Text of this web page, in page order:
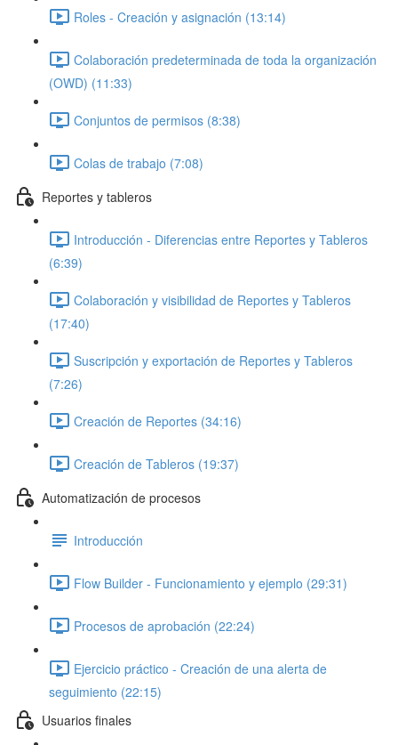
Roles - Creación y asignación (13:14)
Colaboración predeterminada de toda la organización
(OWD) (11:33)
Conjuntos de permisos (8:38)
Colas de trabajo (7:08)
Reportes y tableros
Introducción - Diferencias entre Reportes y Tableros
(6:39)
Colaboración y visibilidad de Reportes y Tableros
(17:40)
Suscripción y exportación de Reportes y Tableros
(7:26)
Creación de Reportes (34:16)
Creación de Tableros (19:37)
Automatización de procesos
Introducción
Flow Builder - Funcionamiento y ejemplo (29:31)
Procesos de aprobación (22:24)
Ejercicio práctico - Creación de una alerta de
seguimiento (22:15)
Usuarios finales